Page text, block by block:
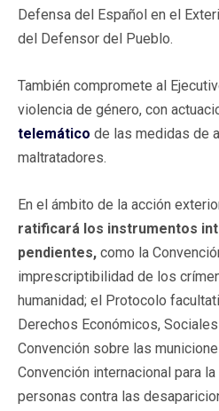
Defensa del Español en el
del Defensor del Pueblo.
También compromete al
violencia de género, con
telemático de las medidas de
maltratadores.
En el ámbito de la acción
ratificará los instrumentos
pendientes, como la
imprescriptibilidad de los
humanidad; el Protocolo
Derechos Económicos,
Convención sobre las
Convención internacional para
personas contra las